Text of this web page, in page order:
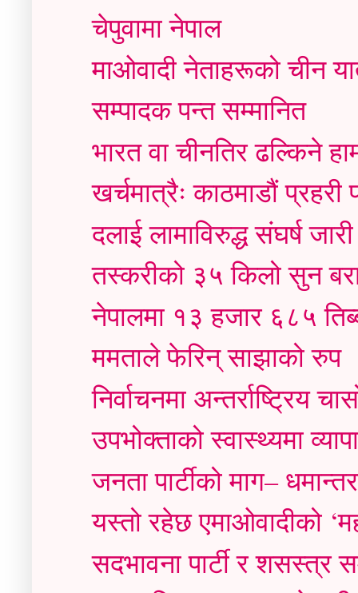
चेपुवामा नेपाल
माओवादी नेताहरूको चीन
सम्पादक पन्त सम्मानित
भारत वा चीनतिर ढल्किने
खर्चमात्रैः काठमाडौं
दलाई लामाविरुद्ध संघर्ष
तस्करीको ३५ किलो सुन
नेपालमा १३ हजार ६८५
ममताले फेरिन् साझाको रुप
निर्वाचनमा अन्तर्राष्ट्रिय
उपभोक्ताको स्वास्थ्यमा
जनता पार्टीको माग–
यस्तो रहेछ एमाओवादीको
सदभावना पार्टी र